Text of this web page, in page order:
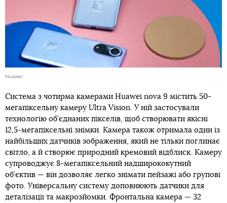
Huawei
Система з чотирма камерами Huawei nova 9 містить 50-
мегапіксельну камеру Ultra Vision. У ній застосували
технологію об’єднаних пікселів, щоб створювати якісні
12,5-мегапіксельні знімки. Камера також отримала один із
найбільших датчиків зображення, який не тільки поглинає
світло, а й створює природний кремовий відблиск. Камеру
супроводжує 8-мегапіксельний надширококутний
об’єктив — він дозволяє легко знімати пейзажі або групові
фото. Універсальну систему доповнюють датчики для
деталізації та макрозйомки. Фронтальна камера — 32